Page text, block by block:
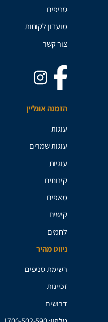
סניפים
מועדון לקוחות
צור קשר
הזמנה אונליין
עוגות
עוגות שמרים
עוגיות
קינוחים
מאפים
קישים
לחמים
ניווט מהיר
רשימת סניפים
זכיינות
דרושים